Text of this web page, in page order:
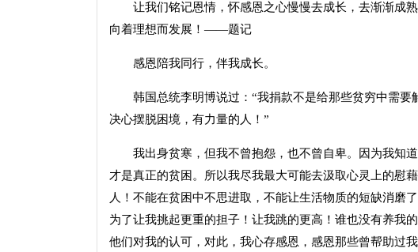
让我们铭记恩情，怀感恩之心慢慢去成长，去渐渐成熟
向着理想而发展！——题记
感恩陪我同行，伴我成长。
韩国总统李明博说过：“我捐款不是给那些贫穷中需要
决心摆脱困境，有力量的人！”
我出身贫寒，但我不曾抱怨，也不曾自卑。因为我知道
才是真正的贫困。所以我尽我最大可能去汲取心灵上的慰
人！不能在贫困中不思进取，不能让生活物质的短缺消磨
为了让我挑起更重的担子！让我跳的更高！谁也没有养我
他们对我的认可，对此，我心存感恩，感恩那些曾帮助过我